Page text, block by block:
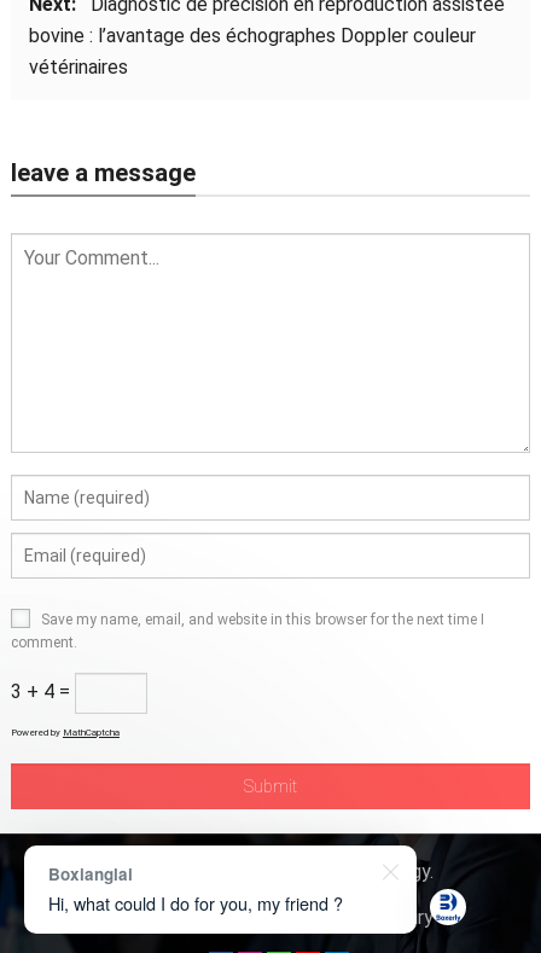
bovine : l’avantage des échographes Doppler couleur
vétérinaires
leave a message
Save my name, email, and website in this browser for the next time I
comment.
3 + 4 =
Powered by MathCaptcha
Copyright © 2026 Boxerly Technology.
About Us
Contact Us Product Inquiry
Boxianglai
Hi, what could I do for you, my friend ?